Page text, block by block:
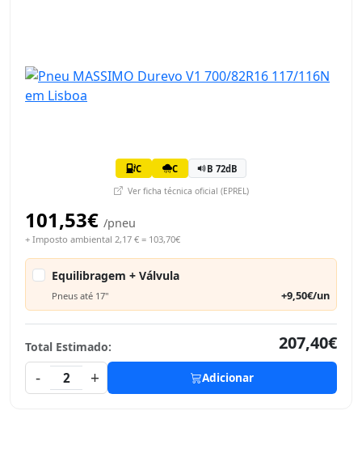
C C B 72dB
Ver ficha técnica oficial (EPREL)
101,53€ /pneu
+ Imposto ambiental 2,17 € = 103,70€
Equilibragem + Válvula
Pneus até 17" +9,50€/un
Total Estimado:
207,40€
-
2 + Adicionar